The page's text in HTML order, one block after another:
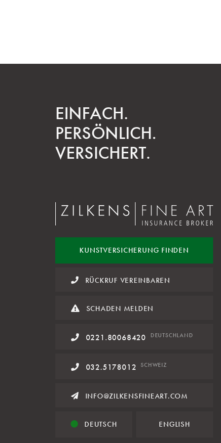
EINFACH.
PERSÖNLICH.
VERSICHERT.
KUNSTVERSICHERUNG FINDEN
RÜCKRUF VEREINBAREN
SCHADEN MELDEN
0221.80068420 DEUTSCHLAND
032.5178012 SCHWEIZ
INFO@ZILKENSFINEART.COM
DEUTSCH ENGLISH